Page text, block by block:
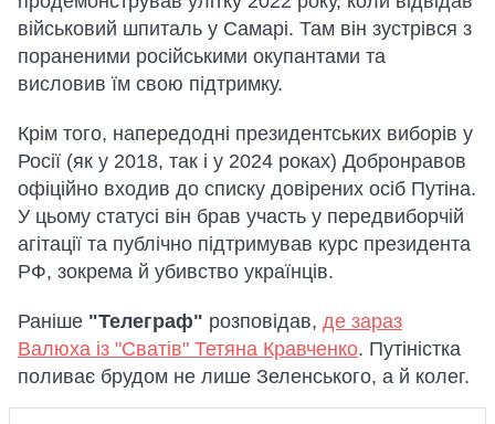
військовий шпиталь у Самарі. Там він зустрівся з
пораненими російськими окупантами та
висловив їм свою підтримку.
Крім того, напередодні президентських виборів у
Росії (як у 2018, так і у 2024 роках) Добронравов
офіційно входив до списку довірених осіб Путіна.
У цьому статусі він брав участь у передвиборчій
агітації та публічно підтримував курс президента
РФ, зокрема й убивство українців.
Раніше "Телеграф" розповідав, де зараз
Валюха із "Сватів" Тетяна Кравченко. Путіністка
поливає брудом не лише Зеленського, а й колег.